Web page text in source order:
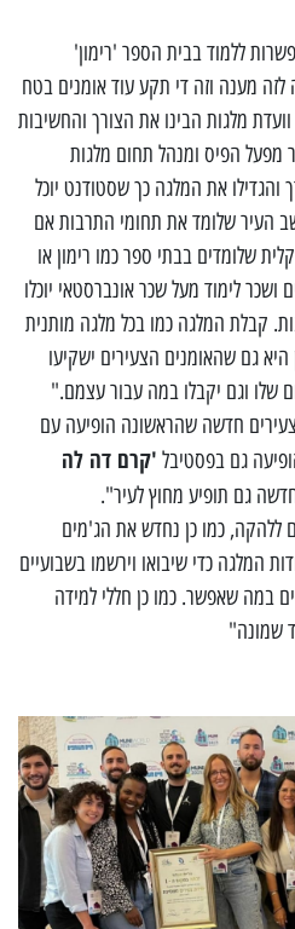
ללמוד בבית הספר 'רימון'
לזה מענה וזה די תקע עוד אומנים בטח
מלגות הבינו את הצורך והחשיבות
מפעל הפיס ומנהל תחום מלגות
והגדילו את המלגה כך שסטודנט יוכל
תושב העיר שלומד את תחומי התרבות אם
שלומדים בבתי ספר כמו רימון או
לימוד מעל שכר אונברסטאי יוכלו
קבלת המלגה כמו בכל מלגה מותנית
גם שהאומנים הצעירים ישקיעו
שלו וגם יקבלו במה עבור עצמם."
חדשה שהראשונה הופיעה עם
גם בפסטיבל 'קרם דה לה
גם תופיע מחוץ לעיר".
ללהקה, כמו כן נחדש את הג'מים
המלגה כדי שיבואו וירשמו בשבועיים
במה שאפשר. כמו כן חללי למידה
שמונה"